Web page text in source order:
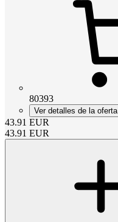
80393
Ver detalles de la oferta
43.91 EUR
43.91 EUR